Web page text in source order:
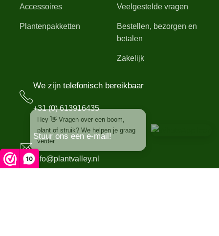
10
Accessoires
Plantenpakketten
Veelgestelde vragen
Bestellen, bezorgen en
betalen
Zakelijk
We zijn telefonisch bereikbaar
+31 (0) 613916435
Stuur ons een e-mail!
info@plantvalley.nl
Hey 👋 Vragen over een boom,
plant of struik? We helpen je graag
verder.